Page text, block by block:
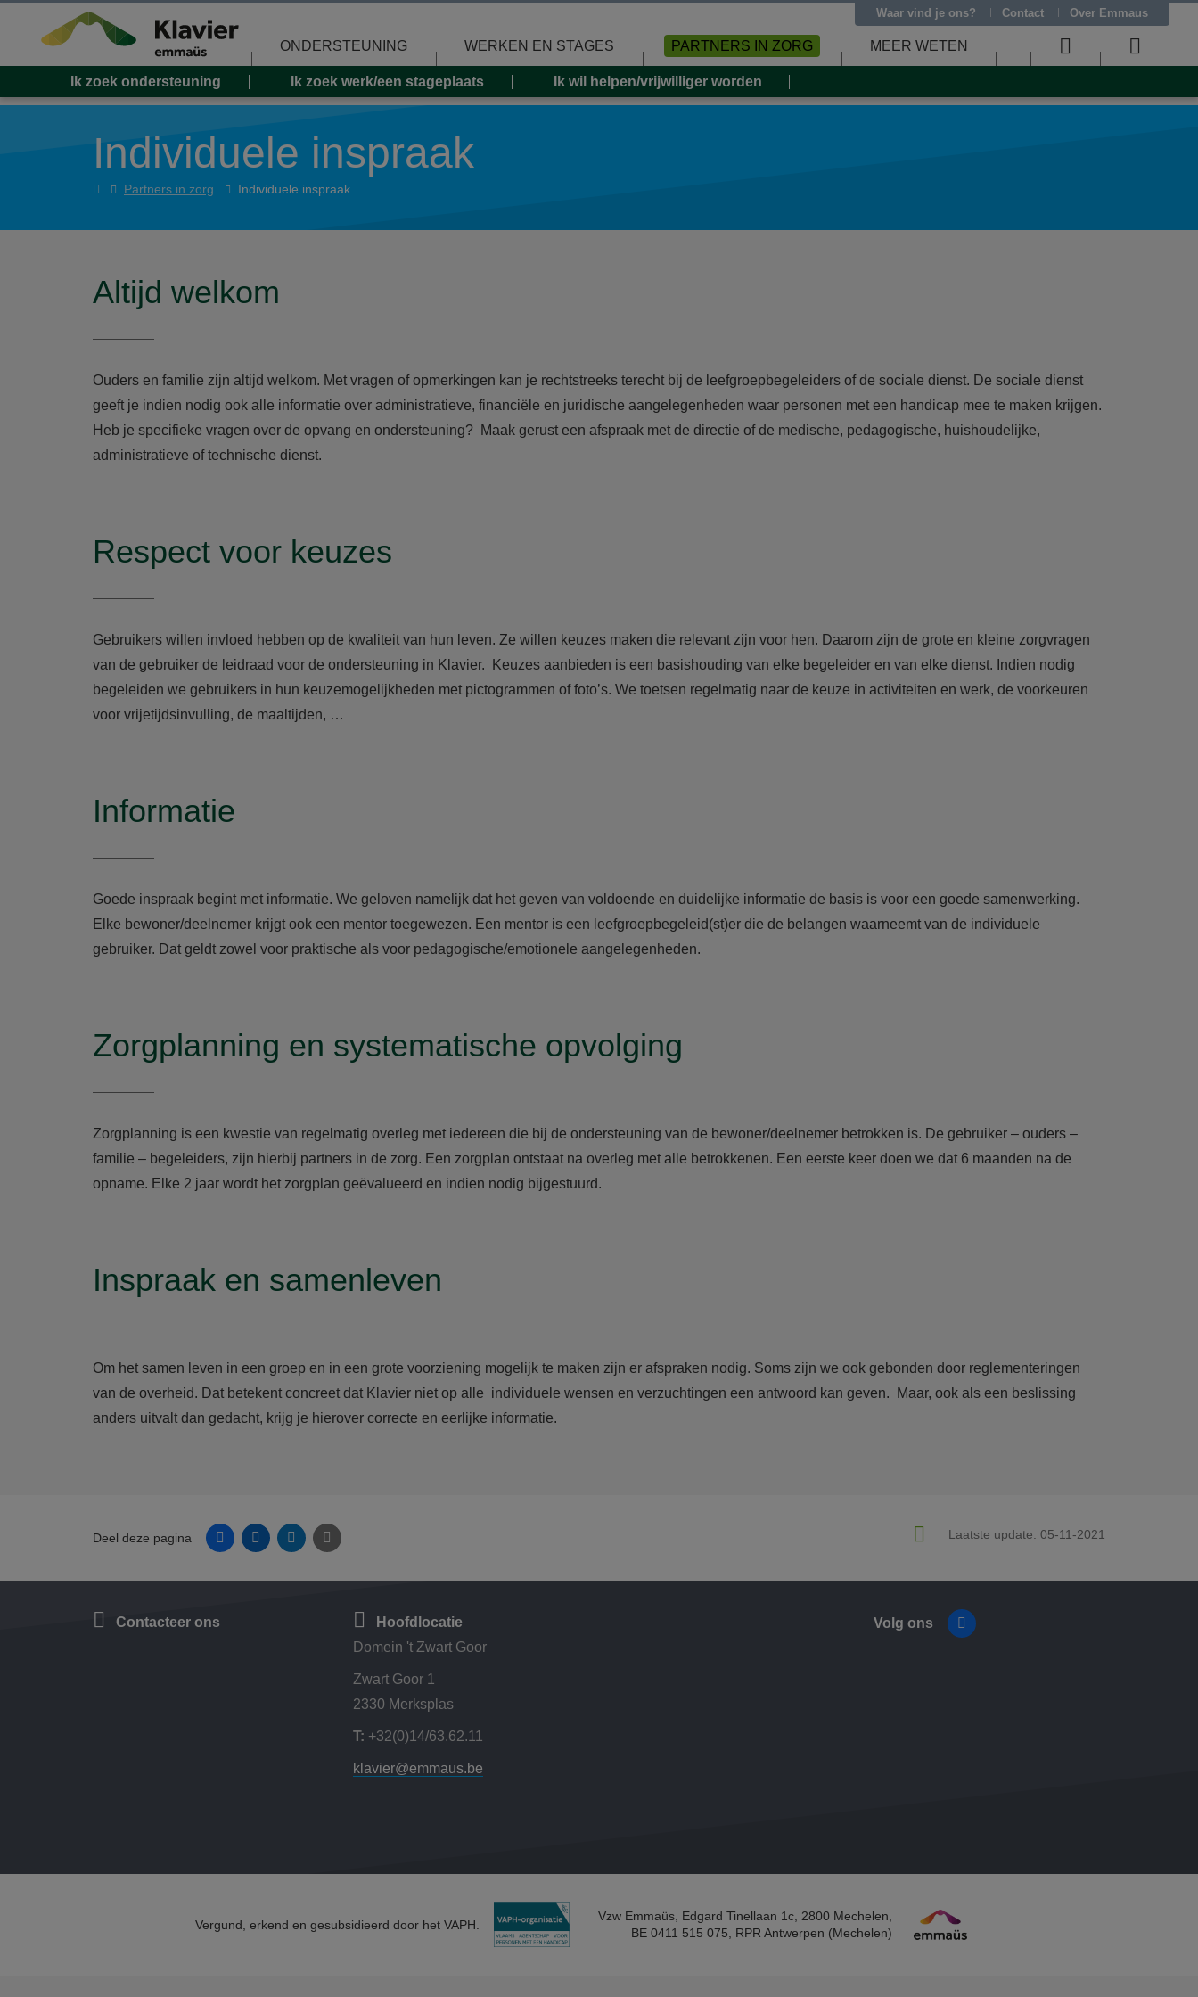
Overslaan en naar de inhoud gaan Waar vind je ons? Contact Over Emmaus
ONDERSTEUNING WERKEN EN STAGES PARTNERS IN ZORG MEER WETEN
User
menu
menu
Ik zoek ondersteuning Ik zoek werk/een stageplaats Ik wil helpen/vrijwilliger worden
Individuele inspraak
HomePartners in zorg Individuele inspraak
Altijd welkom
Ouders en familie zijn altijd welkom. Met vragen of opmerkingen kan je rechtstreeks terecht bij de leefgroepbegeleiders of de sociale dienst. De sociale dienst
geeft je indien nodig ook alle informatie over administratieve, financiële en juridische aangelegenheden waar personen met een handicap mee te maken krijgen.
Heb je specifieke vragen over de opvang en ondersteuning? Maak gerust een afspraak met de directie of de medische, pedagogische, huishoudelijke,
administratieve of technische dienst.
Respect voor keuzes
Gebruikers willen invloed hebben op de kwaliteit van hun leven. Ze willen keuzes maken die relevant zijn voor hen. Daarom zijn de grote en kleine zorgvragen
van de gebruiker de leidraad voor de ondersteuning in Klavier. Keuzes aanbieden is een basishouding van elke begeleider en van elke dienst. Indien nodig
begeleiden we gebruikers in hun keuzemogelijkheden met pictogrammen of foto’s. We toetsen regelmatig naar de keuze in activiteiten en werk, de voorkeuren
voor vrijetijdsinvulling, de maaltijden, …
Informatie
Goede inspraak begint met informatie. We geloven namelijk dat het geven van voldoende en duidelijke informatie de basis is voor een goede samenwerking.
Elke bewoner/deelnemer krijgt ook een mentor toegewezen. Een mentor is een leefgroepbegeleid(st)er die de belangen waarneemt van de individuele
gebruiker. Dat geldt zowel voor praktische als voor pedagogische/emotionele aangelegenheden.
Zorgplanning en systematische opvolging
Zorgplanning is een kwestie van regelmatig overleg met iedereen die bij de ondersteuning van de bewoner/deelnemer betrokken is. De gebruiker – ouders –
familie – begeleiders, zijn hierbij partners in de zorg. Een zorgplan ontstaat na overleg met alle betrokkenen. Een eerste keer doen we dat 6 maanden na de
opname. Elke 2 jaar wordt het zorgplan geëvalueerd en indien nodig bijgestuurd.
Inspraak en samenleven
Om het samen leven in een groep en in een grote voorziening mogelijk te maken zijn er afspraken nodig. Soms zijn we ook gebonden door reglementeringen
van de overheid. Dat betekent concreet dat Klavier niet op alle individuele wensen en verzuchtingen een antwoord kan geven. Maar, ook als een beslissing
anders uitvalt dan gedacht, krijg je hierover correcte en eerlijke informatie.
Laatste update: 05-11-2021
Deel deze pagina FacebookLinkedinTwitter E-mail
Contacteer ons
Hoofdlocatie
Domein 't Zwart Goor
Zwart Goor 1
2330 Merksplas
T: +32(0)14/63.62.11
klavier@emmaus.be
Volg ons Facebook
Vergund, erkend en gesubsidieerd door het VAPH.
Vzw Emmaüs, Edgard Tinellaan 1c, 2800 Mechelen​,
BE 0411 515 075, RPR Antwerpen (Mechelen)​